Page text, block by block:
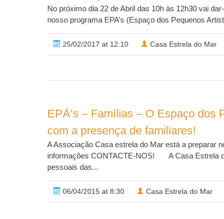
No próximo dia 22 de Abril das 10h às 12h30 vai
nosso programa EPA’s (Espaço dos Pequenos
25/02/2017 at 12:10 Casa Estrela do Mar
EPÁ’s – Famílias – O Espaço dos
com a presença de familiares!
A Associação Casa estrela do Mar está a preparar
informações CONTACTE-NOS! A Casa Estrela
pessoais das...
06/04/2015 at 8:30 Casa Estrela do Mar